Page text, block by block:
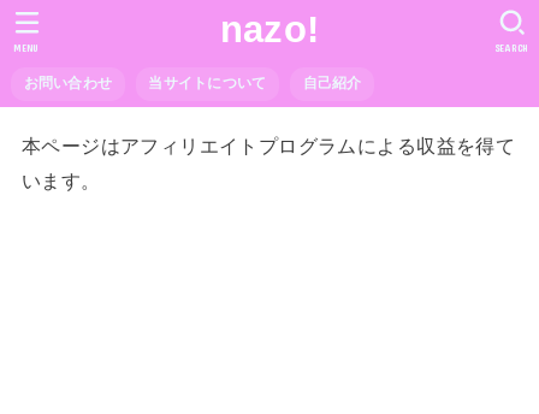
nazo!
お問い合わせ 当サイトについて 自己紹介
SEARCH
MENU
本ページはアフィリエイトプログラムによる収益を得て
います。